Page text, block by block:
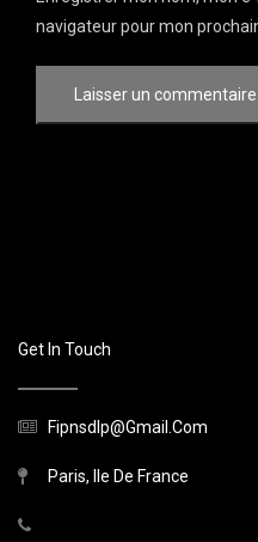
navigateur pour mon
Get In Touch
Fipnsdlp@gmail.com
Paris, Ile De France